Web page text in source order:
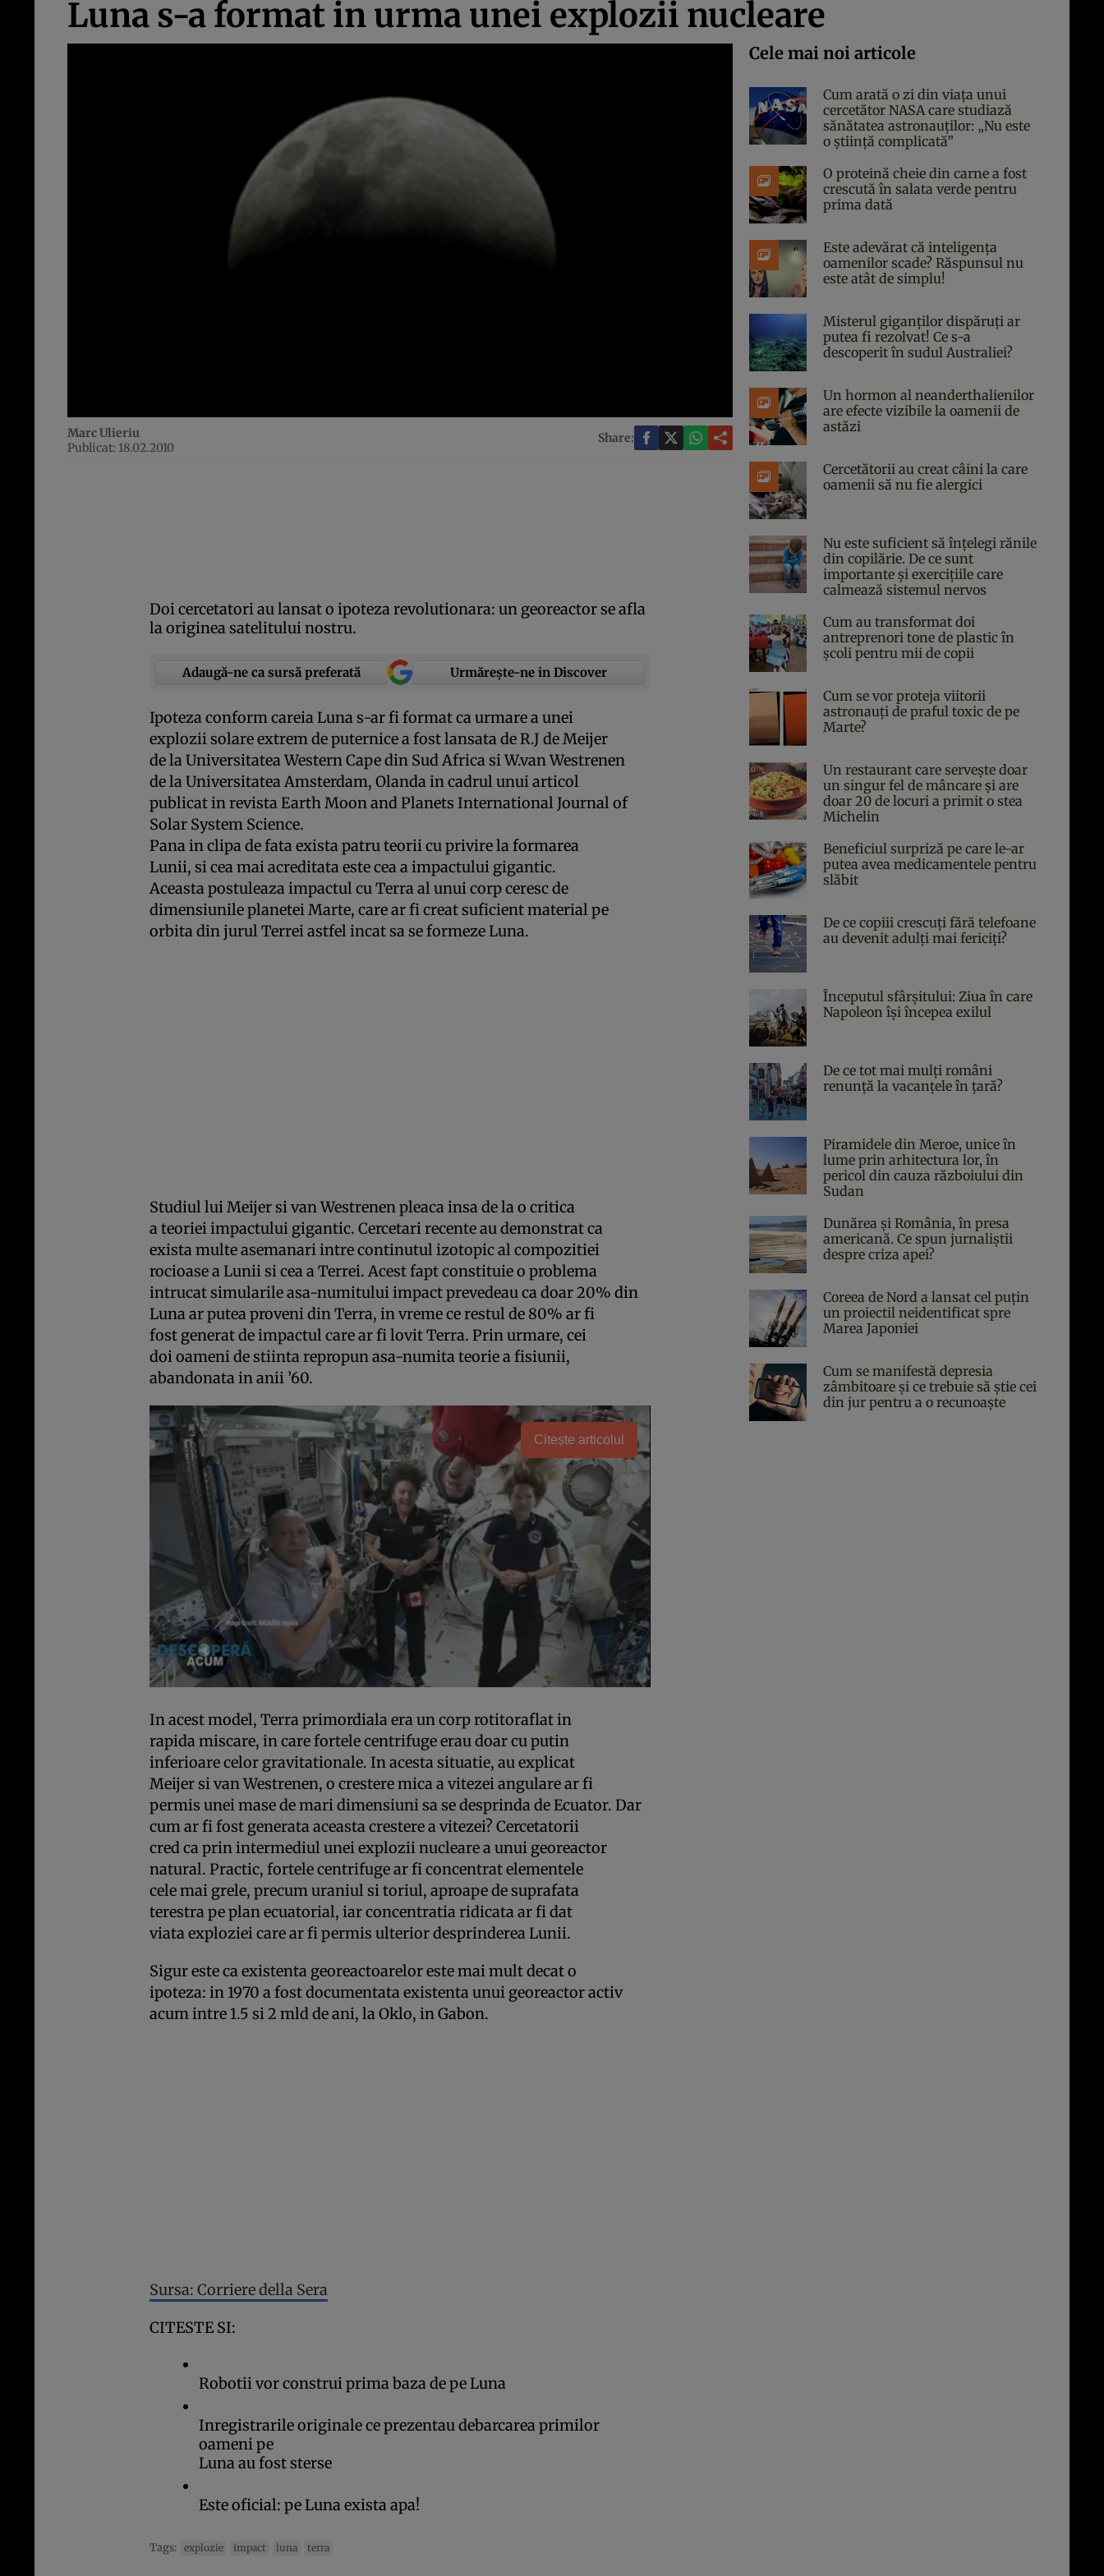
Luna s-a format in urma unei explozii nucleare
Marc Ulieriu
Publicat: 18.02.2010
Share:
Doi cercetatori au lansat o ipoteza revolutionara: un georeactor se afla
la originea satelitului nostru.
Adaugă-ne ca sursă preferată Urmărește-ne in Discover
Ipoteza conform careia Luna s-ar fi format ca urmare a unei
explozii solare extrem de puternice a fost lansata de R.J de Meijer
de la Universitatea Western Cape din Sud Africa si W.van Westrenen
de la Universitatea Amsterdam, Olanda in cadrul unui articol
publicat in revista Earth Moon and Planets International Journal of
Solar System Science.
Pana in clipa de fata exista patru teorii cu privire la formarea
Lunii, si cea mai acreditata este cea a impactului gigantic.
Aceasta postuleaza impactul cu Terra al unui corp ceresc de
dimensiunile planetei Marte, care ar fi creat suficient material pe
orbita din jurul Terrei astfel incat sa se formeze Luna.
Studiul lui Meijer si van Westrenen pleaca insa de la o critica
a teoriei impactului gigantic. Cercetari recente au demonstrat ca
exista multe asemanari intre continutul izotopic al compozitiei
rocioase a Lunii si cea a Terrei. Acest fapt constituie o problema
intrucat simularile asa-numitului impact prevedeau ca doar 20% din
Luna ar putea proveni din Terra, in vreme ce restul de 80% ar fi
fost generat de impactul care ar fi lovit Terra. Prin urmare, cei
doi oameni de stiinta repropun asa-numita teorie a fisiunii,
abandonata in anii ’60.
Citește articolul
In acest model, Terra primordiala era un corp rotitoraflat in
rapida miscare, in care fortele centrifuge erau doar cu putin
inferioare celor gravitationale. In acesta situatie, au explicat
Meijer si van Westrenen, o crestere mica a vitezei angulare ar fi
permis unei mase de mari dimensiuni sa se desprinda de Ecuator. Dar
cum ar fi fost generata aceasta crestere a vitezei? Cercetatorii
cred ca prin intermediul unei explozii nucleare a unui georeactor
natural. Practic, fortele centrifuge ar fi concentrat elementele
cele mai grele, precum uraniul si toriul, aproape de suprafata
terestra pe plan ecuatorial, iar concentratia ridicata ar fi dat
viata exploziei care ar fi permis ulterior desprinderea Lunii.
Sigur este ca existenta georeactoarelor este mai mult decat o
ipoteza: in 1970 a fost documentata existenta unui georeactor activ
acum intre 1.5 si 2 mld de ani, la Oklo, in Gabon.
Sursa: Corriere della Sera
CITESTE SI:
Robotii vor construi prima baza de pe Luna
Inregistrarile originale ce prezentau debarcarea primilor
oameni pe
Luna au fost sterse
Este oficial: pe Luna exista apa!
Tags: explozie impact luna terra
Cele mai noi articole
Cum arată o zi din viața unui
cercetător NASA care studiază
sănătatea astronauților: „Nu este
o știință complicată”
O proteină cheie din carne a fost
crescută în salata verde pentru
prima dată
Este adevărat că inteligența
oamenilor scade? Răspunsul nu
este atât de simplu!
Misterul giganților dispăruți ar
putea fi rezolvat! Ce s-a
descoperit în sudul Australiei?
Un hormon al neanderthalienilor
are efecte vizibile la oamenii de
astăzi
Cercetătorii au creat câini la care
oamenii să nu fie alergici
Nu este suficient să înțelegi rănile
din copilărie. De ce sunt
importante și exercițiile care
calmează sistemul nervos
Cum au transformat doi
antreprenori tone de plastic în
școli pentru mii de copii
Cum se vor proteja viitorii
astronauți de praful toxic de pe
Marte?
Un restaurant care servește doar
un singur fel de mâncare și are
doar 20 de locuri a primit o stea
Michelin
Beneficiul surpriză pe care le-ar
putea avea medicamentele pentru
slăbit
De ce copiii crescuți fără telefoane
au devenit adulți mai fericiți?
Începutul sfârşitului: Ziua în care
Napoleon îşi începea exilul
De ce tot mai mulți români
renunță la vacanțele în țară?
Piramidele din Meroe, unice în
lume prin arhitectura lor, în
pericol din cauza războiului din
Sudan
Dunărea și România, în presa
americană. Ce spun jurnaliștii
despre criza apei?
Coreea de Nord a lansat cel puțin
un proiectil neidentificat spre
Marea Japoniei
Cum se manifestă depresia
zâmbitoare și ce trebuie să știe cei
din jur pentru a o recunoaște